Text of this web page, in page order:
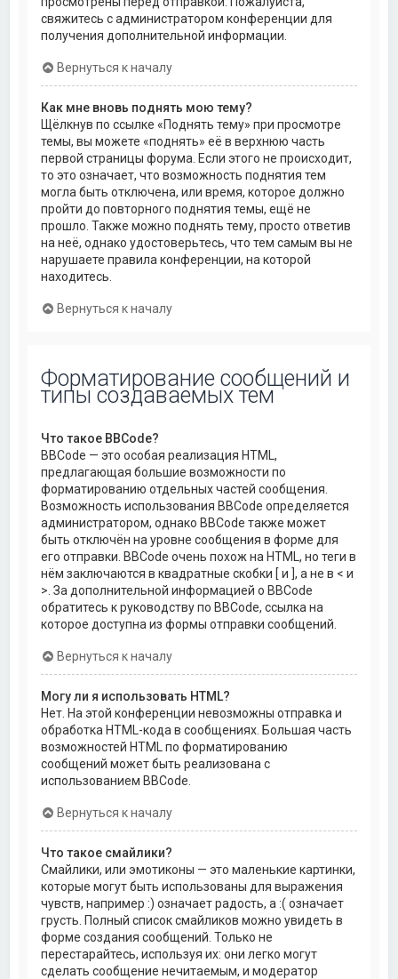
свяжитесь с администратором конференции для
получения дополнительной информации.
Вернуться к началу
Как мне вновь поднять мою тему?
Щёлкнув по ссылке «Поднять тему» при просмотре
темы, вы можете «поднять» её в верхнюю часть
первой страницы форума. Если этого не происходит,
то это означает, что возможность поднятия тем
могла быть отключена, или время, которое должно
пройти до повторного поднятия темы, ещё не
прошло. Также можно поднять тему, просто ответив
на неё, однако удостоверьтесь, что тем самым вы не
нарушаете правила конференции, на которой
находитесь.
Вернуться к началу
Форматирование сообщений и
типы создаваемых тем
Что такое BBCode?
BBCode — это особая реализация HTML,
предлагающая большие возможности по
форматированию отдельных частей сообщения.
Возможность использования BBCode определяется
администратором, однако BBCode также может
быть отключён на уровне сообщения в форме для
его отправки. BBCode очень похож на HTML, но теги в
нём заключаются в квадратные скобки [ и ], а не в < и
>. За дополнительной информацией о BBCode
обратитесь к руководству по BBCode, ссылка на
которое доступна из формы отправки сообщений.
Вернуться к началу
Могу ли я использовать HTML?
Нет. На этой конференции невозможны отправка и
обработка HTML-кода в сообщениях. Большая часть
возможностей HTML по форматированию
сообщений может быть реализована с
использованием BBCode.
Вернуться к началу
Что такое смайлики?
Смайлики, или эмотиконы — это маленькие картинки,
которые могут быть использованы для выражения
чувств, например :) означает радость, а :( означает
грусть. Полный список смайликов можно увидеть в
форме создания сообщений. Только не
перестарайтесь, используя их: они легко могут
сделать сообщение нечитаемым, и модератор